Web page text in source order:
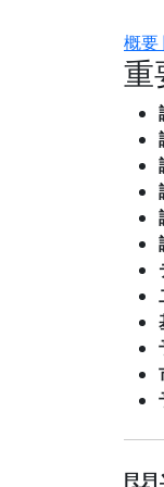
概要
重